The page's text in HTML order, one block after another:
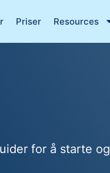
Priser Resources
for å starte og